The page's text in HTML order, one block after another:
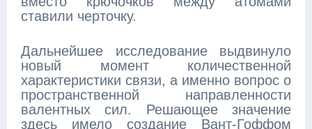
ставили черточку.
Дальнейшее исследование выдвинуло
новый момент количественной
характеристики связи, а именно вопрос о
пространственной направленности
валентных сил. Решающее значение
здесь имело создание Вант-Гоффом